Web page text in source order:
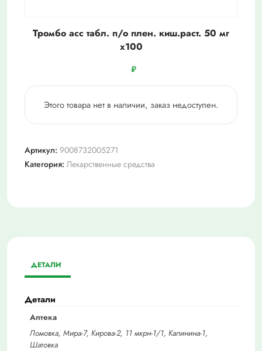
Тромбо асс табл. п/о плен. киш.раст. 50 мг
х100
₽
Этого товара нет в наличии, заказ недоступен.
Артикул: 9008732005271
Категория: Лекарственные средства
ДЕТАЛИ
Детали
Аптека
Ломовка, Мира-7, Кирова-2, 11 мкрн-1/1, Калинина-1,
Шатовка